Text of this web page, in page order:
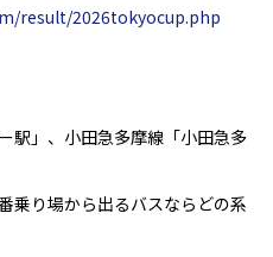
result/2026tokyocup.php
駅」、小田急多摩線「小田急多
乗り場から出るバスならどの系